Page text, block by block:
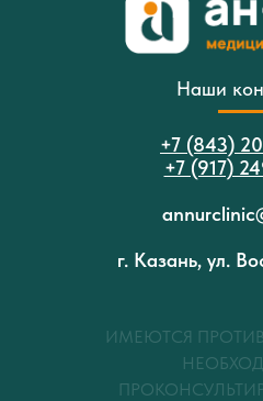
Наши
+7 (843)
+7 (917)
г. Казань, ул.
ИМЕЮТСЯ